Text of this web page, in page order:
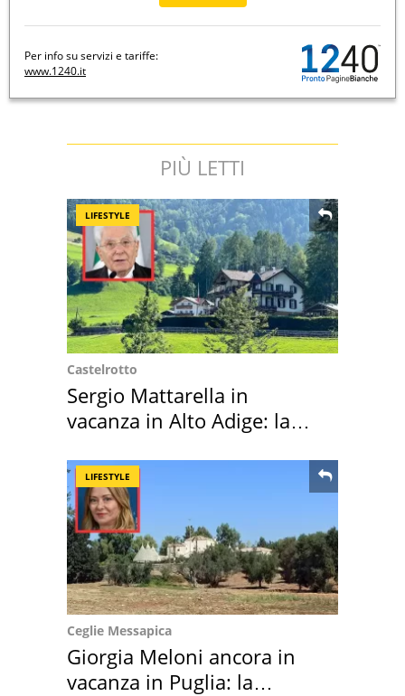
Per info su servizi e tariffe:
www.1240.it
PIÙ LETTI
LIFESTYLE
Castelrotto
Sergio Mattarella in
vacanza in Alto Adige: la
LIFESTYLE
Ceglie Messapica
Giorgia Meloni ancora in
vacanza in Puglia: la